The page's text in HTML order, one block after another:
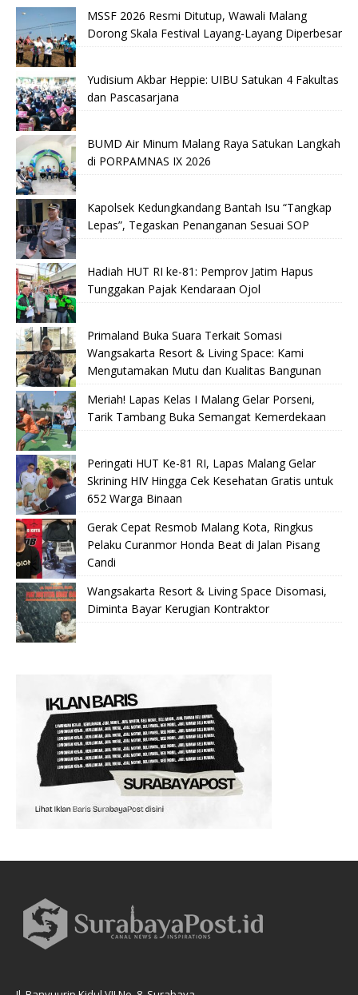
MSSF 2026 Resmi Ditutup, Wawali Malang
Dorong Skala Festival Layang-Layang Diperbesar
Yudisium Akbar Heppie: UIBU Satukan 4 Fakultas
dan Pascasarjana
BUMD Air Minum Malang Raya Satukan Langkah
di PORPAMNAS IX 2026
Kapolsek Kedungkandang Bantah Isu “Tangkap
Lepas”, Tegaskan Penanganan Sesuai SOP
Hadiah HUT RI ke-81: Pemprov Jatim Hapus
Tunggakan Pajak Kendaraan Ojol
Primaland Buka Suara Terkait Somasi
Wangsakarta Resort & Living Space: Kami
Mengutamakan Mutu dan Kualitas Bangunan
Meriah! Lapas Kelas I Malang Gelar Porseni,
Tarik Tambang Buka Semangat Kemerdekaan
Peringati HUT Ke-81 RI, Lapas Malang Gelar
Skrining HIV Hingga Cek Kesehatan Gratis untuk
652 Warga Binaan
Gerak Cepat Resmob Malang Kota, Ringkus
Pelaku Curanmor Honda Beat di Jalan Pisang
Candi
Wangsakarta Resort & Living Space Disomasi,
Diminta Bayar Kerugian Kontraktor